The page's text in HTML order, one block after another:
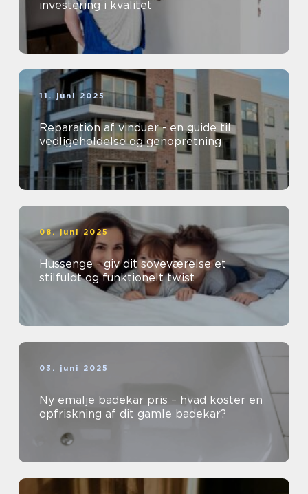
investering i kvalitet
11. juni 2025
Reparation af vinduer - en guide til
vedligeholdelse og genopretning
08. juni 2025
Hussenge - giv dit soveværelse et
stilfuldt og funktionelt twist
03. juni 2025
Ny emalje badekar pris – hvad koster en
opfriskning af dit gamle badekar?